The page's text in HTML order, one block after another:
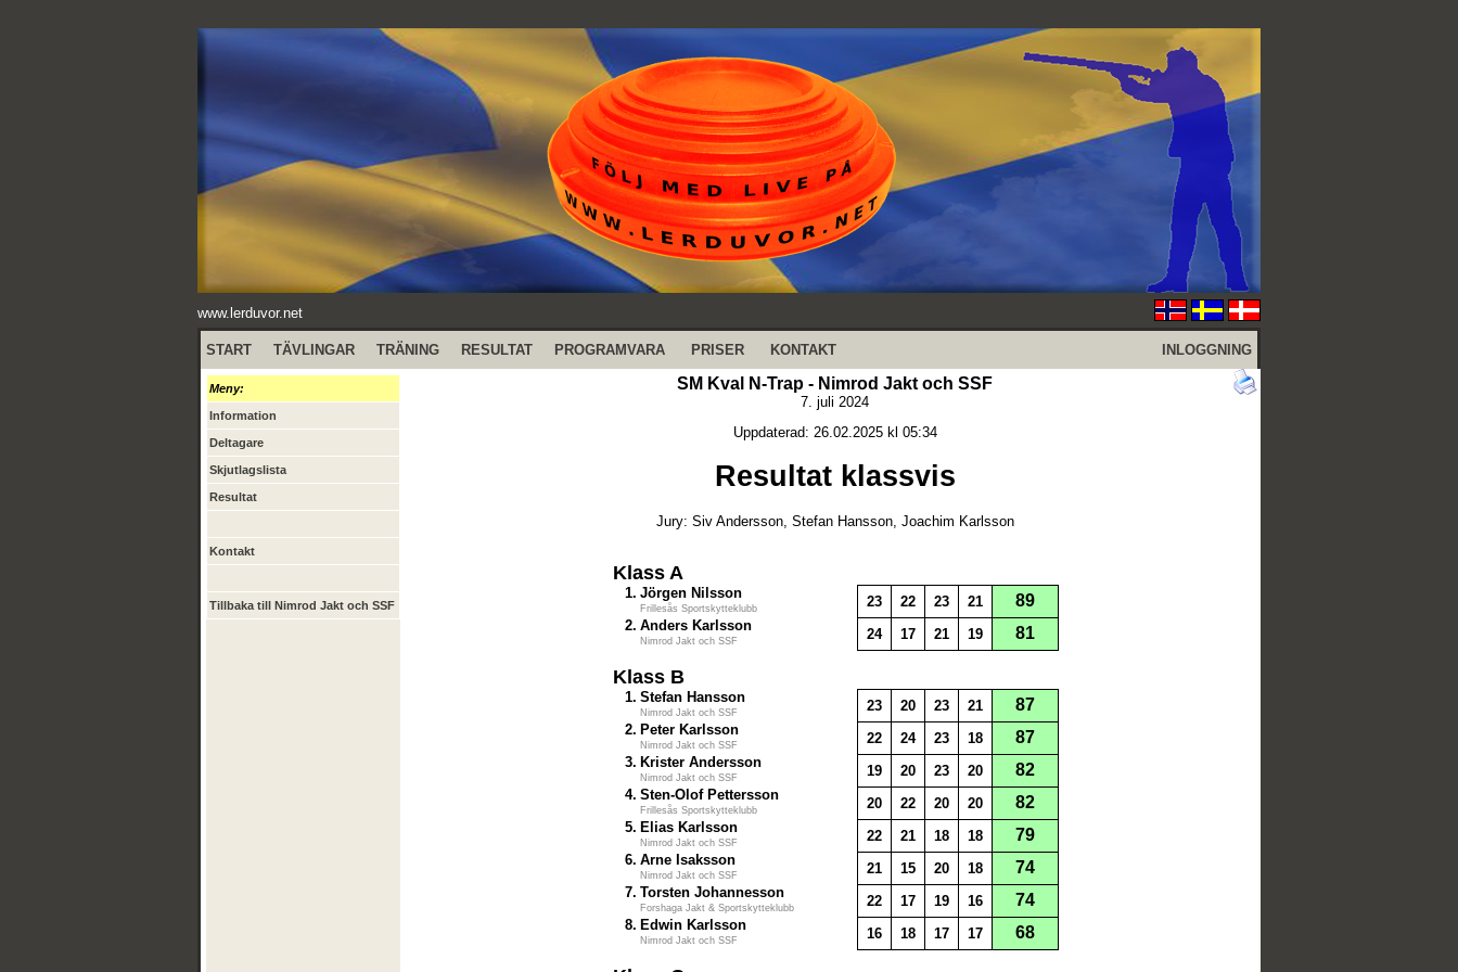
www.lerduvor.net
START TÄVLINGAR TRÄNING RESULTAT PROGRAMVARA PRISER KONTAKT INLOGGNING
Meny:
Information
Deltagare
Skjutlagslista
Resultat
Kontakt
Tillbaka till Nimrod Jakt och SSF
SM Kval N-Trap - Nimrod Jakt och SSF
7. juli 2024
Uppdaterad: 26.02.2025 kl 05:34
Resultat klassvis
Jury: Siv Andersson, Stefan Hansson, Joachim Karlsson
Klass A
1. Jörgen Nilsson
Frillesås Sportskytteklubb 23 22 23 21 89
2. Anders Karlsson
Nimrod Jakt och SSF 24 17 21 19 81
Klass B
1. Stefan Hansson
Nimrod Jakt och SSF 23 20 23 21 87
2. Peter Karlsson
Nimrod Jakt och SSF 22 24 23 18 87
3. Krister Andersson
Nimrod Jakt och SSF 19 20 23 20 82
4. Sten-Olof Pettersson
Frillesås Sportskytteklubb 20 22 20 20 82
5. Elias Karlsson
Nimrod Jakt och SSF 22 21 18 18 79
6. Arne Isaksson
Nimrod Jakt och SSF 21 15 20 18 74
7. Torsten Johannesson
Forshaga Jakt & Sportskytteklubb 22 17 19 16 74
8. Edwin Karlsson
Nimrod Jakt och SSF 16 18 17 17 68